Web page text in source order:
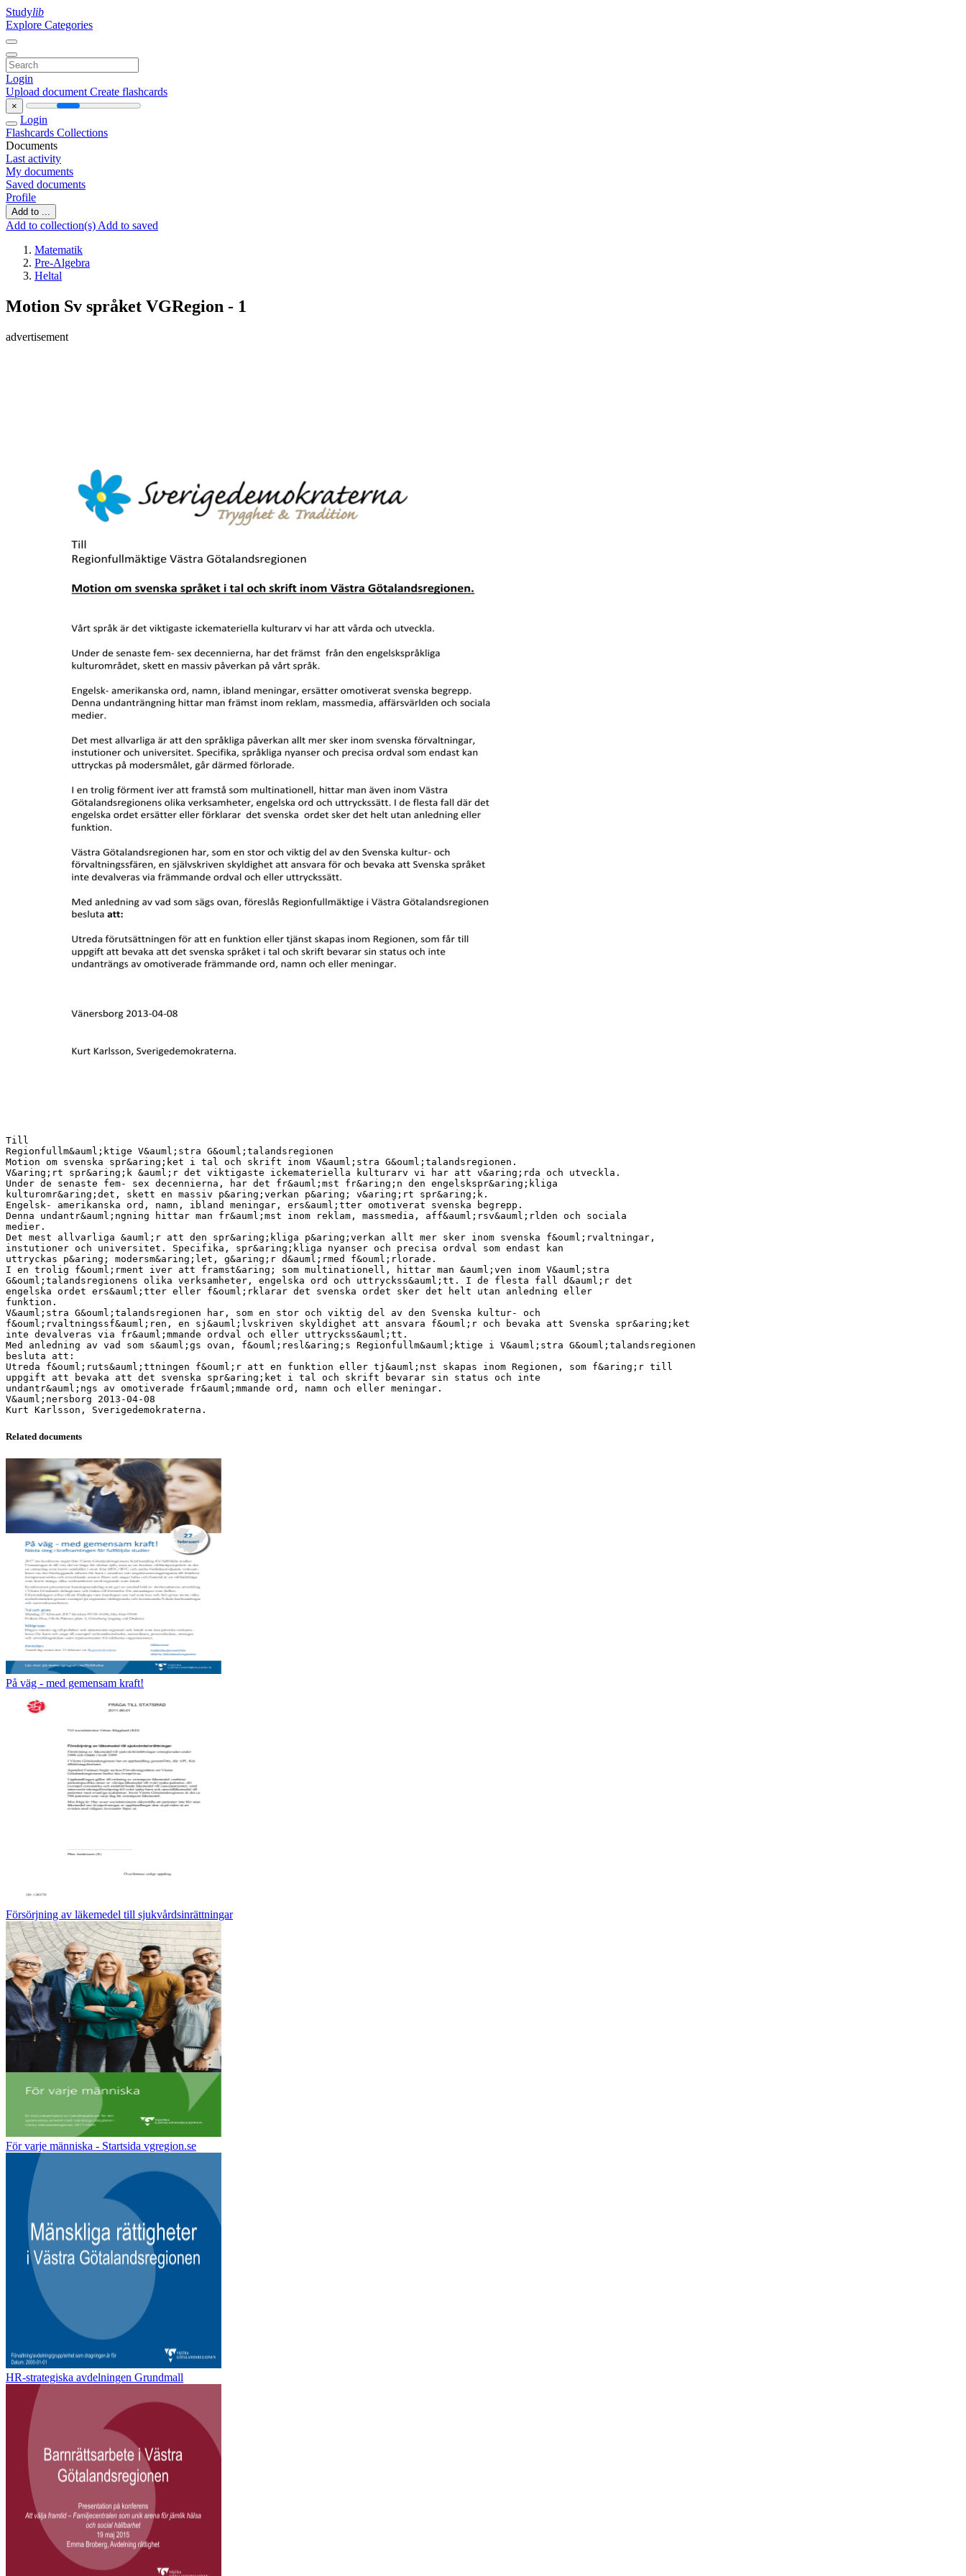
Studylib
Explore Categories
Login
Upload document Create flashcards
×
Login
Flashcards Collections
Documents
Last activity
My documents
Saved documents
Profile
Add to ...
Add to collection(s) Add to saved
Matematik
Pre-Algebra
Heltal
Motion Sv språket VGRegion - 1
advertisement
Till
Regionfullm&auml;ktige V&auml;stra G&ouml;talandsregionen
Motion om svenska spr&aring;ket i tal och skrift inom V&auml;stra G&ouml;talandsregionen.
V&aring;rt spr&aring;k &auml;r det viktigaste ickemateriella kulturarv vi har att v&aring;rda och utveckla.
Under de senaste fem- sex decennierna, har det fr&auml;mst fr&aring;n den engelskspr&aring;kliga
kulturomr&aring;det, skett en massiv p&aring;verkan p&aring; v&aring;rt spr&aring;k.
Engelsk- amerikanska ord, namn, ibland meningar, ers&auml;tter omotiverat svenska begrepp.
Denna undantr&auml;ngning hittar man fr&auml;mst inom reklam, massmedia, aff&auml;rsv&auml;rlden och sociala
medier.
Det mest allvarliga &auml;r att den spr&aring;kliga p&aring;verkan allt mer sker inom svenska f&ouml;rvaltningar,
instutioner och universitet. Specifika, spr&aring;kliga nyanser och precisa ordval som endast kan
uttryckas p&aring; modersm&aring;let, g&aring;r d&auml;rmed f&ouml;rlorade.
I en trolig f&ouml;rment iver att framst&aring; som multinationell, hittar man &auml;ven inom V&auml;stra
G&ouml;talandsregionens olika verksamheter, engelska ord och uttryckss&auml;tt. I de flesta fall d&auml;r det
engelska ordet ers&auml;tter eller f&ouml;rklarar det svenska ordet sker det helt utan anledning eller
funktion.
V&auml;stra G&ouml;talandsregionen har, som en stor och viktig del av den Svenska kultur- och
f&ouml;rvaltningssf&auml;ren, en sj&auml;lvskriven skyldighet att ansvara f&ouml;r och bevaka att Svenska spr&aring;ket
inte devalveras via fr&auml;mmande ordval och eller uttryckss&auml;tt.
Med anledning av vad som s&auml;gs ovan, f&ouml;resl&aring;s Regionfullm&auml;ktige i V&auml;stra G&ouml;talandsregionen
besluta att:
Utreda f&ouml;ruts&auml;ttningen f&ouml;r att en funktion eller tj&auml;nst skapas inom Regionen, som f&aring;r till
uppgift att bevaka att det svenska spr&aring;ket i tal och skrift bevarar sin status och inte
undantr&auml;ngs av omotiverade fr&auml;mmande ord, namn och eller meningar.
V&auml;nersborg 2013-04-08
Related documents
På väg - med gemensam kraft!
Försörjning av läkemedel till sjukvårdsinrättningar
För varje människa - Startsida vgregion.se
HR-strategiska avdelningen Grundmall